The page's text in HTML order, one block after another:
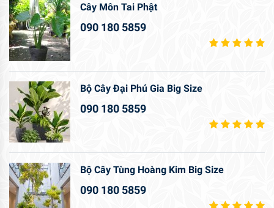
Cây Môn Tai Phật
090 180 5859
Bộ Cây Đại Phú Gia Big Size
090 180 5859
Bộ Cây Tùng Hoàng Kim Big Size
090 180 5859